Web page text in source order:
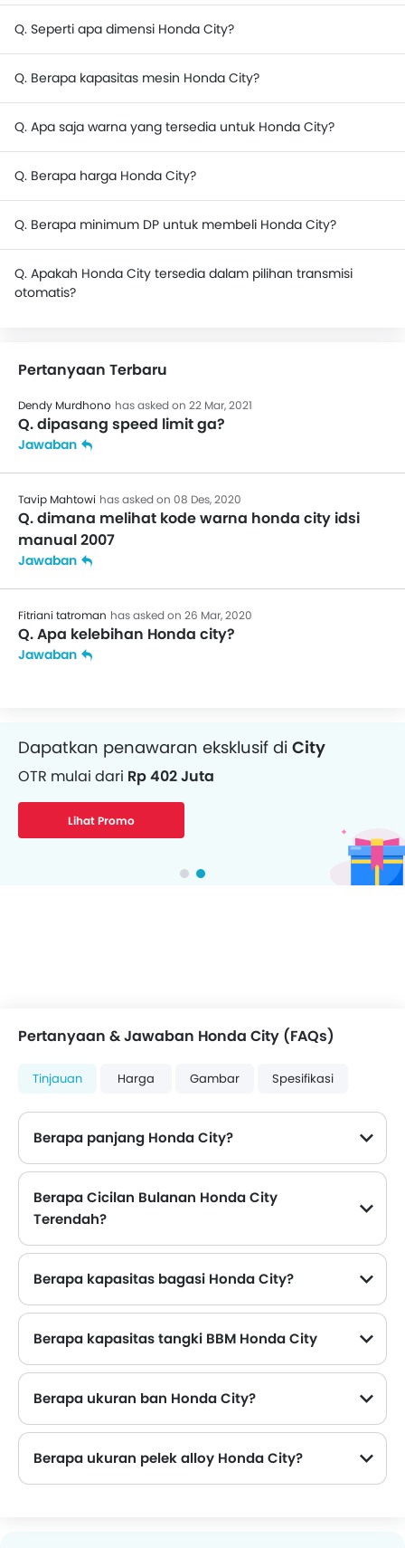
Q. Seperti apa dimensi Honda City?
Q. Berapa kapasitas mesin Honda City?
Q. Apa saja warna yang tersedia untuk Honda City?
Q. Berapa harga Honda City?
Q. Berapa minimum DP untuk membeli Honda City?
Q. Apakah Honda City tersedia dalam pilihan transmisi
otomatis?
Pertanyaan Terbaru
Dendy Murdhono has asked on 22 Mar, 2021
Q. dipasang speed limit ga?
Jawaban
Tavip Mahtowi has asked on 08 Des, 2020
Q. dimana melihat kode warna honda city idsi
manual 2007
Jawaban
Fitriani tatroman has asked on 26 Mar, 2020
Q. Apa kelebihan Honda city?
Jawaban
Dapatkan penawaran eksklusif di City
OTR mulai dari Rp 402 Juta
Lihat Promo
Pertanyaan & Jawaban Honda City (FAQs)
Tinjauan Harga Gambar Spesifikasi
Berapa panjang Honda City?
Berapa Cicilan Bulanan Honda City
Terendah?
Berapa kapasitas bagasi Honda City?
Berapa kapasitas tangki BBM Honda City
Berapa ukuran ban Honda City?
Berapa ukuran pelek alloy Honda City?